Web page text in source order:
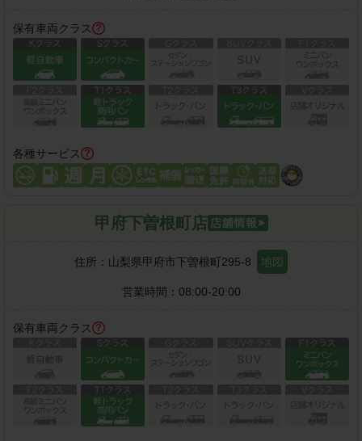
保有車両クラス
各種サービス
甲府下曽根町店
住所： 山梨県甲府市下曽根町295-8 地図
営業時間： 08:00-20:00
保有車両クラス